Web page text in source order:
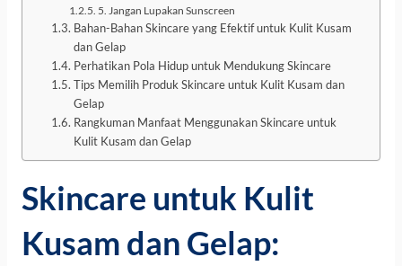
5. Jangan Lupakan Sunscreen
Bahan-Bahan Skincare yang Efektif untuk Kulit Kusam
dan Gelap
Perhatikan Pola Hidup untuk Mendukung Skincare
Tips Memilih Produk Skincare untuk Kulit Kusam dan
Gelap
Rangkuman Manfaat Menggunakan Skincare untuk
Kulit Kusam dan Gelap
Skincare untuk Kulit
Kusam dan Gelap: